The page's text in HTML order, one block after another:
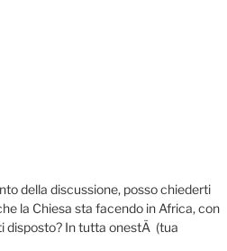
della discussione, posso chiederti
la Chiesa sta facendo in Africa, con
disposto? In tutta onestÃ (tua